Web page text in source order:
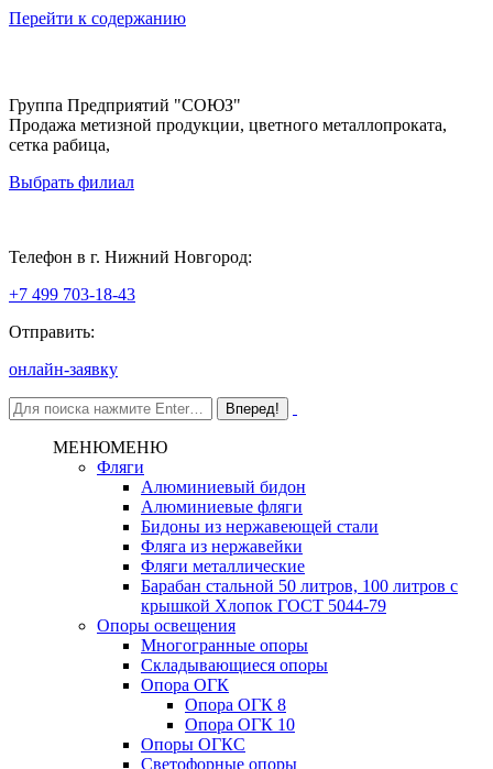
Перейти к содержанию
Группа Предприятий "СОЮЗ"
Продажа метизной продукции, цветного металлопроката,
сетка рабица,
Выбрать филиал
Телефон в г. Нижний Новгород:
+7 499 703-18-43
Отправить:
онлайн-заявку
МЕНЮМЕНЮ
Фляги
Алюминиевый бидон
Алюминиевые фляги
Бидоны из нержавеющей стали
Фляга из нержавейки
Фляги металлические
Барабан стальной 50 литров, 100 литров с
крышкой Хлопок ГОСТ 5044-79
Опоры освещения
Многогранные опоры
Складывающиеся опоры
Опора ОГК
Опора ОГК 8
Опора ОГК 10
Опоры ОГКС
Светофорные опоры